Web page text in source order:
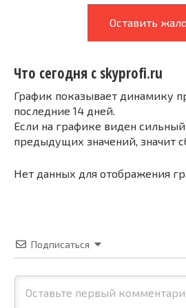
Оставить
Что сегодня с skyprofi.ru
График показывает динамику
последние 14 дней.
Если на графике виден
предыдущих значений, значит
Нет данных для отображения
Подписаться